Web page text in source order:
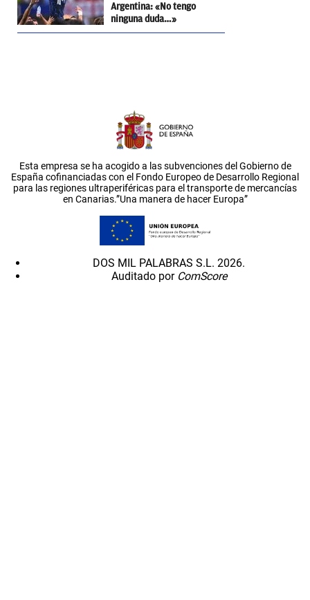
Argentina: «No tengo
ninguna duda…»
Esta empresa se ha acogido a las subvenciones del Gobierno de
España cofinanciadas con el Fondo Europeo de Desarrollo Regional
para las regiones ultraperiféricas para el transporte de mercancías
en Canarias.”Una manera de hacer Europa”
DOS MIL PALABRAS S.L. 2026.
Auditado por ComScore